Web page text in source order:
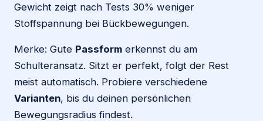
Gewicht zeigt nach Tests 30% weniger
Stoffspannung bei Bückbewegungen.
Merke: Gute Passform erkennst du am
Schulteransatz. Sitzt er perfekt, folgt der Rest
meist automatisch. Probiere verschiedene
Varianten, bis du deinen persönlichen
Bewegungsradius findest.